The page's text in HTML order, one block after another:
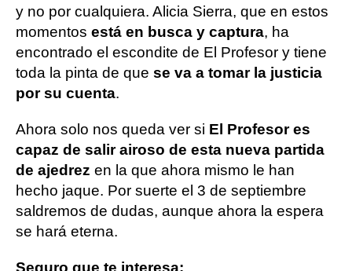
y no por cualquiera. Alicia Sierra, que en estos
momentos está en busca y captura, ha
encontrado el escondite de El Profesor y tiene
toda la pinta de que se va a tomar la justicia
por su cuenta.
Ahora solo nos queda ver si El Profesor es
capaz de salir airoso de esta nueva partida
de ajedrez en la que ahora mismo le han
hecho jaque. Por suerte el 3 de septiembre
saldremos de dudas, aunque ahora la espera
se hará eterna.
Seguro que te interesa: